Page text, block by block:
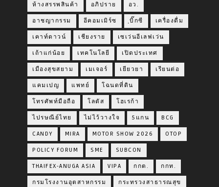
ห้างสรรพสินค้า อภิปราย อว.
อาชญากรรม อีคอมเมิร์ซ ฺบิ๊กซี เครื่องดื่ม
เคาท์ดาวน์ เชียงราย เซเว่นอีเลฟเว่น
เถ้าแก่น้อย เทคโนโลยี เปิดประเทศ
เมืองสุขสยาม เมเจอร์ เยียวยา เรียนต่อ
แคมเปญ แพทย์ โฉนดที่ดิน
โทรศัพท์มือถือ โลตัส โฮเรก้า
ไปรษณีย์ไทย ไม่ไว้วางใจ 5แกน BCG
CANDY MIRA MOTOR SHOW 2026 OTOP
POLICY FORUM SME SUBCON
THAIFEX-ANUGA ASIA VIPA กกต. กกท.
กรมโรงงานอุตสาหกรรม กระทรวงสาธารณสุข